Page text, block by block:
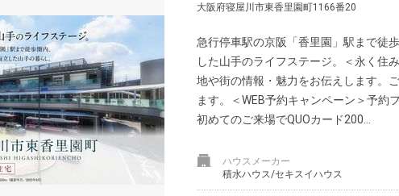
大阪府寝屋川市東香里園町1166番20
急行停車駅の京阪「香里園」駅まで徒
した山手のライフステージ。＜永く住
地や街の情報・魅力をお伝えします。
ます。＜WEB予約キャンペーン＞予約
初めてのご来場でQUOカード200...
ハウスメーカー
積水ハウス/セキスイハウス